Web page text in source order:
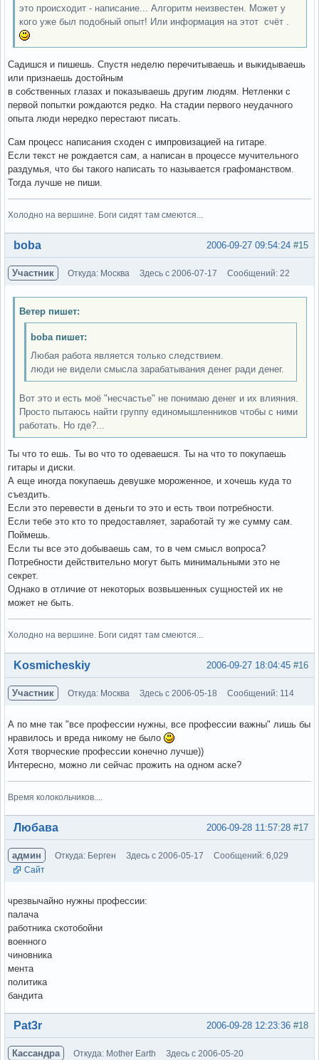
это происходит - написание... Алгоритм неизвестен. Может у
кого уже был подобный опыт! Или информация на этот счёт .
Садишся и пишешь. Спустя неделю перечитываешь и выкидываешь
или признаешь достойным
в собственных глазах и показываешь другим людям. Нетленки с
первой попытки рождаются редко. На стадии первого неудачного
опыта люди нередко перестают писать.
Сам процесс написания сходен с импровизацией на гитаре.
Если текст не рождается сам, а написан в процессе мучительного
раздумья, что бы такого написать то называется графоманством.
Тогда лучше не пиши.
Холодно на вершине. Боги сидят там смеются...
Вне форума #15
2006-09-27 09:54:24
boba
Участник Откуда: Москва Здесь с 2006-07-17 Сообщений: 22
Ветер пишет:
boba пишет:
Любая работа является только следствием.
люди не видели смысла зарабатывания денег ради денег.
Вот это и есть моё "несчастье" не понимаю денег и их влияния.
Просто пытаюсь найти группу единомышленников чтобы с ними
работать. Но где?...
Ты что то ешь. Ты во что то одеваешся. Ты на что то покупаешь
гитары и диски.
А еще иногда покупаешь девушке мороженное, и хочешь куда то
съездить.
Если это перевести в деньги то это и есть твои потребности.
Если тебе это кто то предоставляет, заработай ту же сумму сам.
Поймешь.
Если ты все это добываешь сам, то в чем смысл вопроса?
Потребности действительно могут быть минимальными это не
секрет.
Однако в отличие от некоторых возвышенных сущностей их не
может не быть.
Холодно на вершине. Боги сидят там смеются...
Вне форума #16
2006-09-27 18:04:45
Kosmicheskiy
Участник Откуда: Москва Здесь с 2006-05-18 Сообщений: 114
А по мне так "все профессии нужны, все профессии важны" лишь бы
нравилось и вреда никому не было
Хотя творческие профессии конечно лучше))
Интересно, можно ли сейчас прожить на одном аске?
Время колокольчиков....
Вне форума #17
2006-09-28 11:57:28
Любава
админ Откуда: Берген Здесь с 2006-05-17
Сообщений: 6,029
Сайт
чрезвычайно нужны профессии:
палача
работника скотобойни
военного
чиновника
мента
политика
бандита
Вне форума #18
2006-09-28 12:23:36
Pat3r
Кассандра Откуда: Mother Earth
Здесь с 2006-05-20